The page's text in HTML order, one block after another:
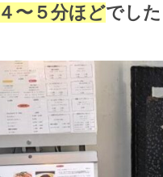
〜５分ほどでした